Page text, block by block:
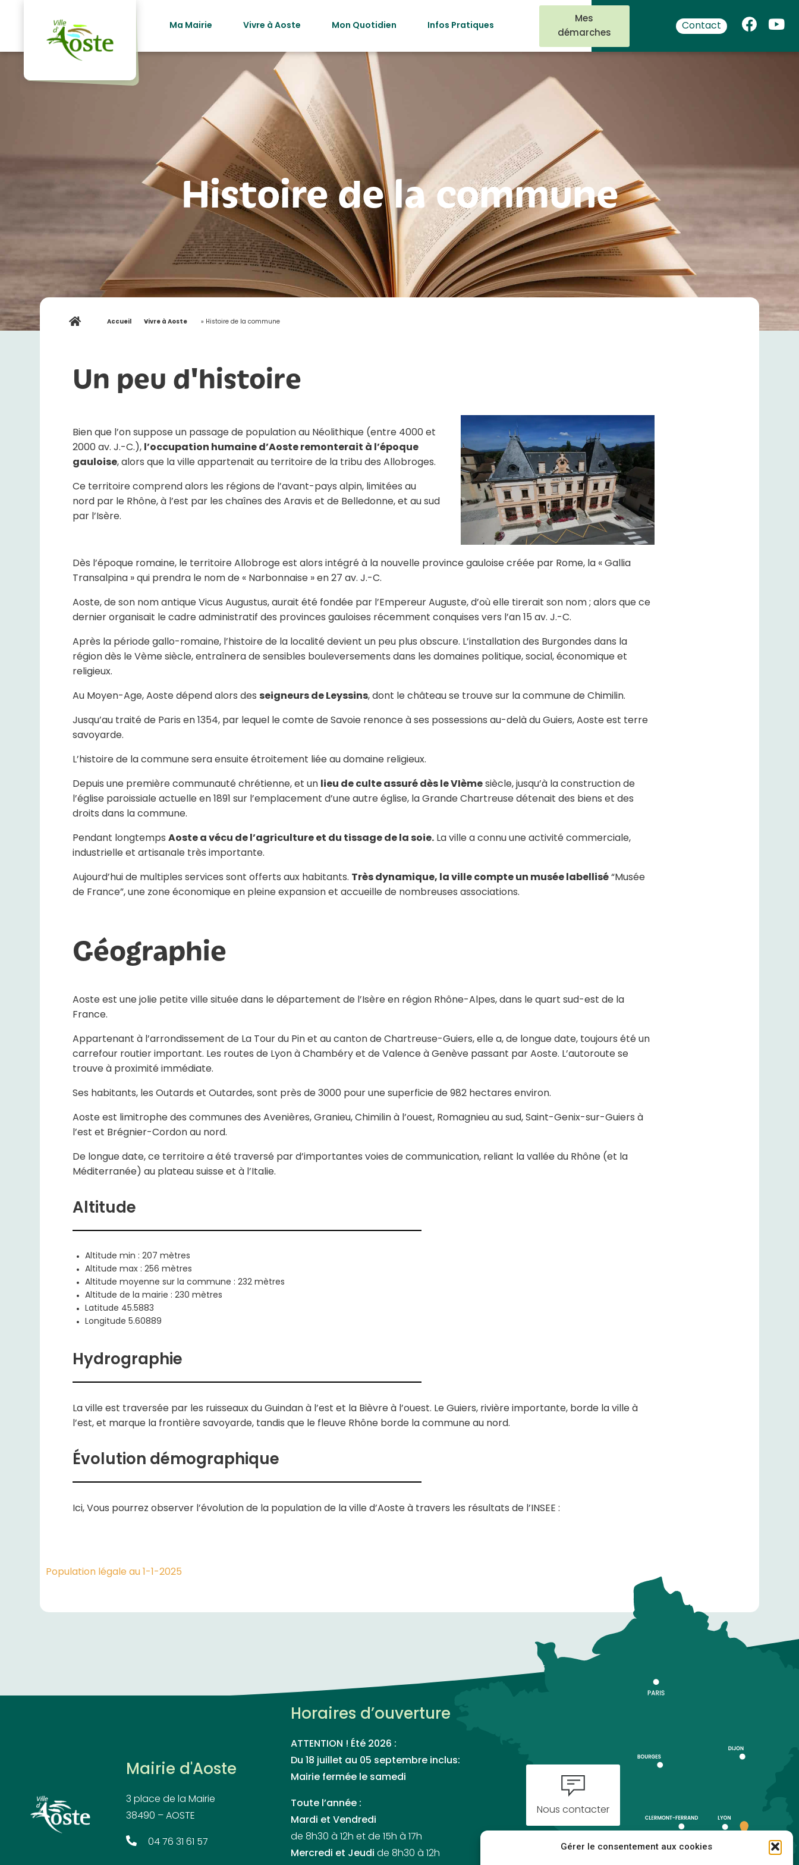
Gérer le consentement aux cookies
Ma Mairie
Vivre à Aoste Mon Quotidien Infos Pratiques
Mes
démarches
Contact
Histoire de la commune
Accueil »
Vivre à Aoste » Histoire de la commune
Un peu d'histoire
Bien que l’on suppose un passage de population au Néolithique (entre 4000 et
2000 av. J.-C.), l’occupation humaine d’Aoste remonterait à l’époque
gauloise, alors que la ville appartenait au territoire de la tribu des Allobroges.
Ce territoire comprend alors les régions de l’avant-pays alpin, limitées au
nord par le Rhône, à l’est par les chaînes des Aravis et de Belledonne, et au sud
par l’Isère.
Dès l’époque romaine, le territoire Allobroge est alors intégré à la nouvelle province gauloise créée par Rome, la « Gallia
Transalpina » qui prendra le nom de « Narbonnaise » en 27 av. J.-C.
Aoste, de son nom antique Vicus Augustus, aurait été fondée par l’Empereur Auguste, d’où elle tirerait son nom ; alors que ce
dernier organisait le cadre administratif des provinces gauloises récemment conquises vers l’an 15 av. J.-C.
Après la période gallo-romaine, l’histoire de la localité devient un peu plus obscure. L’installation des Burgondes dans la
région dès le Vème siècle, entraînera de sensibles bouleversements dans les domaines politique, social, économique et
religieux.
Au Moyen-Age, Aoste dépend alors des seigneurs de Leyssins, dont le château se trouve sur la commune de Chimilin.
Jusqu’au traité de Paris en 1354, par lequel le comte de Savoie renonce à ses possessions au-delà du Guiers, Aoste est terre
savoyarde.
L’histoire de la commune sera ensuite étroitement liée au domaine religieux.
Depuis une première communauté chrétienne, et un lieu de culte assuré dès le VIèmesiècle, jusqu’à la construction de
l’église paroissiale actuelle en 1891 sur l’emplacement d’une autre église, la Grande Chartreuse détenait des biens et des
droits dans la commune.
Pendant longtemps Aoste a vécu de l’agriculture et du tissage de la soie.La ville a connu une activité commerciale,
industrielle et artisanale très importante.
Aujourd’hui de multiples services sont offerts aux habitants. Très dynamique, la ville compte un musée labellisé“Musée
de France”, une zone économique en pleine expansion et accueille de nombreuses associations.
Géographie
Aoste est une jolie petite ville située dans le département de l’Isère en région Rhône-Alpes, dans le quart sud-est de la
France.
Appartenant à l’arrondissement de La Tour du Pin et au canton de Chartreuse-Guiers, elle a, de longue date, toujours été un
carrefour routier important. Les routes de Lyon à Chambéry et de Valence à Genève passant par Aoste. L’autoroute se
trouve à proximité immédiate.
Ses habitants, les Outards et Outardes, sont près de 3000 pour une superficie de 982 hectares environ.
Aoste est limitrophe des communes des Avenières, Granieu, Chimilin à l’ouest, Romagnieu au sud, Saint-Genix-sur-Guiers à
l’est et Brégnier-Cordon au nord.
De longue date, ce territoire a été traversé par d’importantes voies de communication, reliant la vallée du Rhône (et la
Méditerranée) au plateau suisse et à l’Italie.
Altitude
Altitude min : 207 mètres
Altitude max : 256 mètres
Altitude moyenne sur la commune : 232 mètres
Altitude de la mairie : 230 mètres
Latitude 45.5883
Longitude 5.60889
Hydrographie
La ville est traversée par les ruisseaux du Guindan à l’est et la Bièvre à l’ouest. Le Guiers, rivière importante, borde la ville à
l’est, et marque la frontière savoyarde, tandis que le fleuve Rhône borde la commune au nord.
Évolution démographique
Ici, Vous pourrez observer l’évolution de la population de la ville d’Aoste à travers les résultats de l’INSEE :
Population légale au 1-1-2025
Mairie d'Aoste
3 place de la Mairie
38490 – AOSTE
04 76 31 61 57
Horaires d’ouverture
ATTENTION ! Été 2026 :
Du 18 juillet au 05 septembre inclus:
Mairie fermée le samedi
Toute l’année :
Mardi et Vendredi
de 8h30 à 12h et de 15h à 17h
Mercredi et Jeudi de 8h30 à 12h
Nous contacter